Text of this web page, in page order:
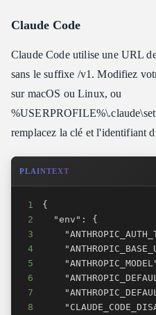
Claude Code
Claude Code utilise une URL
sans le suffixe /v1. Modifiez
sur macOS ou Linux, ou
remplacez la clé et l'identifiant
PLAINTEXT
1
2
3
4
5
6
7
8